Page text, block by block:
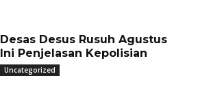
Desas Desus Rusuh Agustus
Ini Penjelasan Kepolisian
Uncategorized